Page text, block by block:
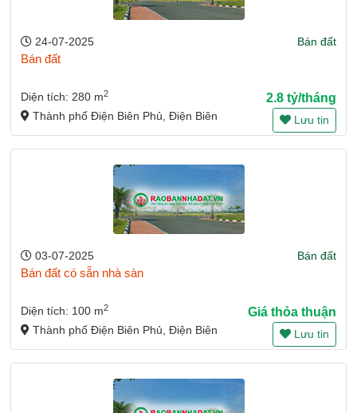
24-07-2025 Bán đất
Bán đất
Diện tích: 280 m2 2.8 tỷ/tháng
Thành phố Điện Biên Phủ, Điện Biên Lưu tin
03-07-2025 Bán đất
Bán đất có sẵn nhà sàn
Diện tích: 100 m2 Giá thỏa thuận
Thành phố Điện Biên Phủ, Điện Biên Lưu tin